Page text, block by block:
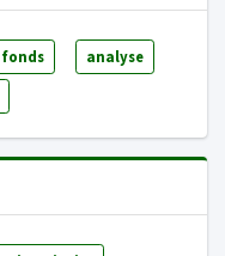
fonds analyse